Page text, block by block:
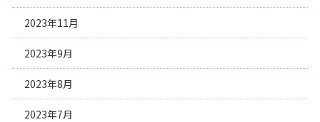
2023年11月
2023年9月
2023年8月
2023年7月